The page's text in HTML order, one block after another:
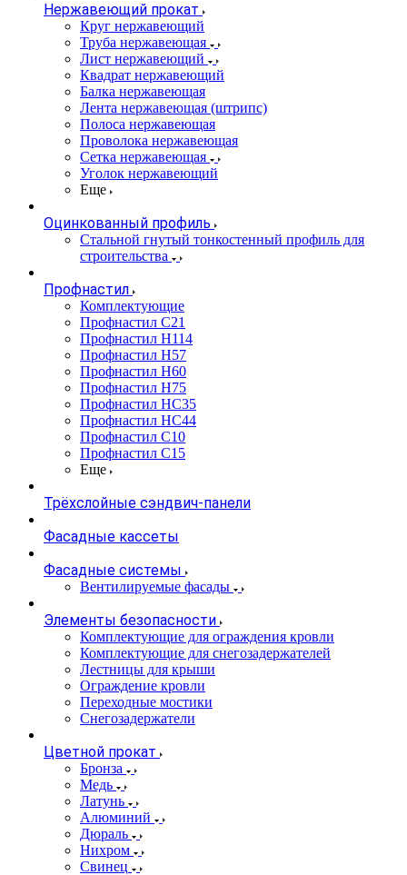
Нержавеющий прокат
Круг нержавеющий
Труба нержавеющая
Лист нержавеющий
Квадрат нержавеющий
Балка нержавеющая
Лента нержавеющая (штрипс)
Полоса нержавеющая
Проволока нержавеющая
Сетка нержавеющая
Уголок нержавеющий
Еще
Оцинкованный профиль
Стальной гнутый тонкостенный профиль для
строительства
Профнастил
Комплектующие
Профнастил C21
Профнастил Н114
Профнастил Н57
Профнастил Н60
Профнастил Н75
Профнастил НС35
Профнастил НС44
Профнастил С10
Профнастил С15
Еще
Трёхслойные сэндвич-панели
Фасадные кассеты
Фасадные системы
Вентилируемые фасады
Элементы безопасности
Комплектующие для ограждения кровли
Комплектующие для снегозадержателей
Лестницы для крыши
Ограждение кровли
Переходные мостики
Снегозадержатели
Цветной прокат
Бронза
Медь
Латунь
Алюминий
Дюраль
Нихром
Свинец